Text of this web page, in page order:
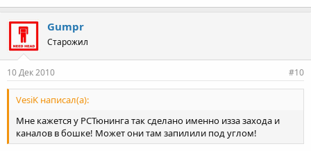
Gumpr
Старожил
10 Дек 2010 #10
VesiK написал(а):
Мне кажется у РСТюнинга так сделано именно изза захода и
каналов в бошке! Может они там запилили под углом!